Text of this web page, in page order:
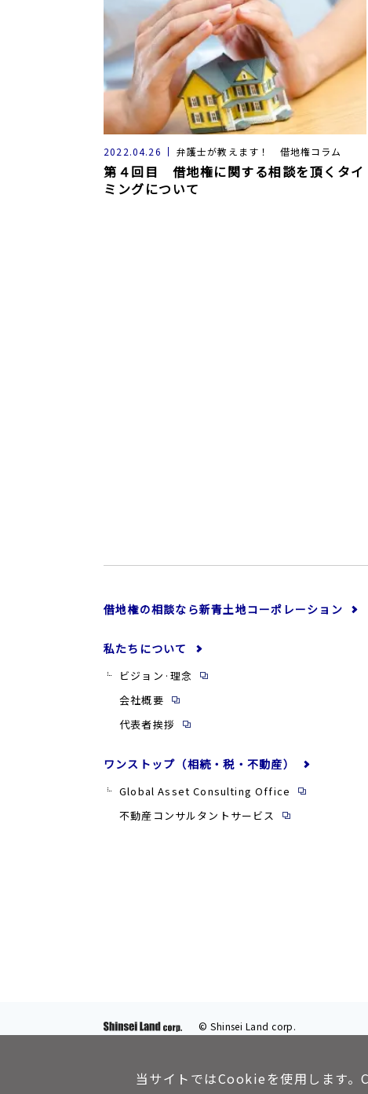
2022.04.26 弁護士が教えます！ 借地権コラム
第４回目 借地権に関する相談を頂くタイ
ミングについて
借地権の相談なら新青土地コーポレーション
私たちについて
ビジョン·理念
会社概要
代表者挨拶
ワンストップ（相続・税・不動産）
Global Asset Consulting Office
不動産コンサルタントサービス
© Shinsei Land corp.
当サイトではCookieを使用します